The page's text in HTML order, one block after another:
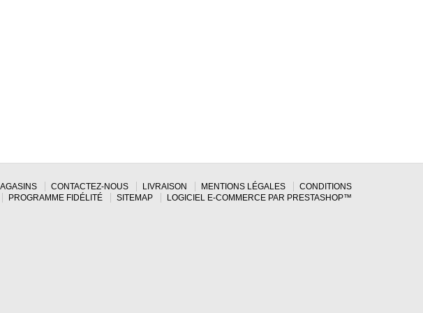
CONTACTEZ-NOUS LIVRAISON MENTIONS LÉGALES
CONDITIONS
PROGRAMME FIDÉLITÉ SITEMAP LOGICIEL E-COMMERCE PAR PRESTASHOP™